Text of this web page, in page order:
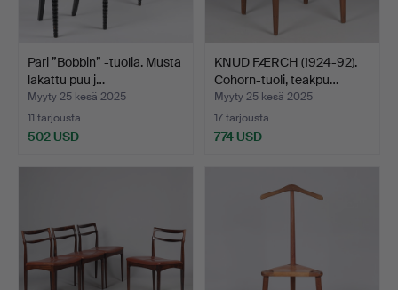
Pari ”Bobbin” -tuolia. Musta
lakattu puu j…
Myyty 25 kesä 2025
11 tarjousta
502 USD
KNUD FÆRCH (1924-92).
Cohorn-tuoli, teakpu…
Myyty 25 kesä 2025
17 tarjousta
774 USD